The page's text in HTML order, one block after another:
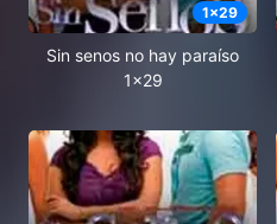
1x29
Sin senos no hay paraíso
1x29